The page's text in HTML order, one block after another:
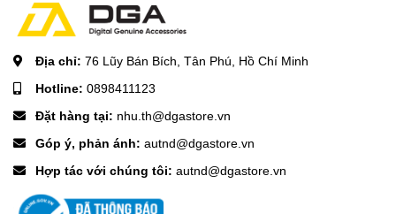
Địa chỉ: 76 Lũy Bán Bích, Tân Phú, Hồ Chí Minh
Hotline: 0898411123
Đặt hàng tại: nhu.th@dgastore.vn
Góp ý, phản ánh: autnd@dgastore.vn
Hợp tác với chúng tôi: autnd@dgastore.vn